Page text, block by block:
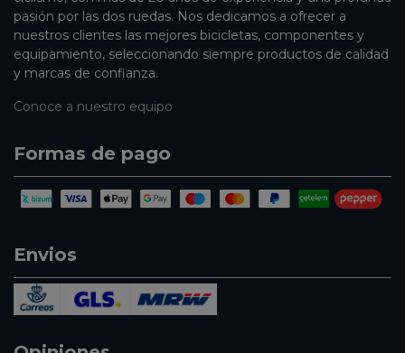
pasión por las dos ruedas. Nos dedicamos a ofrecer a
nuestros clientes las mejores bicicletas, componentes y
equipamiento, seleccionando siempre productos de calidad
y marcas de confianza.
Conoce a nuestro equipo
Formas de pago
Envios